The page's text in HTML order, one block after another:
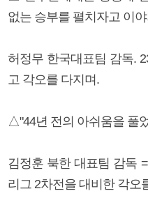
없는 승부를 펼치자고 이
허정무 한국대표팀 감독.
고 각오를 다지며.
△"44년 전의 아쉬움을 풀
김정훈 북한 대표팀 감독
리그 2차전을 대비한 각오